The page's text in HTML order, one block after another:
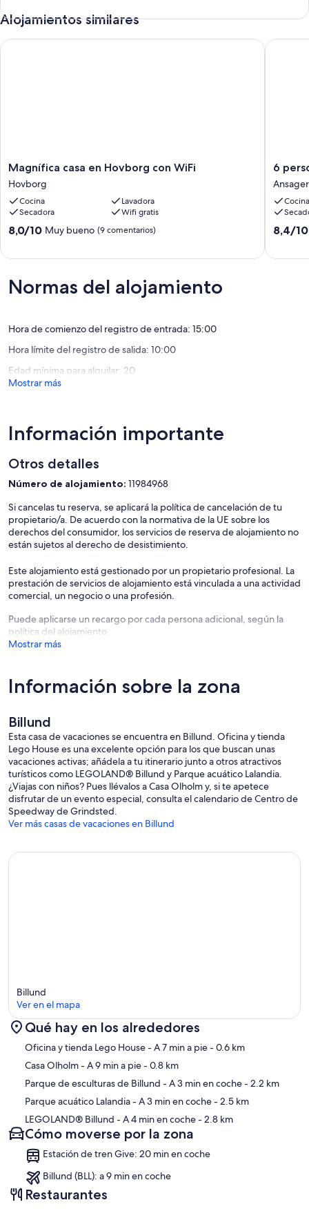
Alojamientos similares
Magnífica
casa
en
Hovborg
con
WiFi
Magnífica casa en Hovborg con WiFi
Hovborg
Cocina
Lavadora
Secadora
Wifi gratis
8.0
bueno,
(9 comentarios)
8,0/10 Muy bueno (9 comentarios)
Magnífica casa en Hovborg con WiFi
6
casa
en
By
6
Ansager
Cocina
8.4
8,4/10
6
Normas del alojamiento
Hora de comienzo del registro de entrada: 15:00
Hora límite del registro de salida: 10:00
Edad mínima para alquilar: 20
Mostrar más
Información importante
Otros detalles
Número de alojamiento: 11984968
Si cancelas tu reserva, se aplicará la política de cancelación de tu
propietario/a. De acuerdo con la normativa de la UE sobre los
derechos del consumidor, los servicios de reserva de alojamiento no
están sujetos al derecho de desistimiento.
Este alojamiento está gestionado por un propietario profesional. La
prestación de servicios de alojamiento está vinculada a una actividad
comercial, un negocio o una profesión.
Puede aplicarse un recargo por cada persona adicional, según la
política del alojamiento.
Mostrar más
Información sobre la zona
Billund
Esta casa de vacaciones se encuentra en Billund. Oficina y tienda
Lego House es una excelente opción para los que buscan unas
vacaciones activas; añádela a tu itinerario junto a otros atractivos
turísticos como LEGOLAND® Billund y Parque acuático Lalandia.
¿Viajas con niños? Pues llévalos a Casa Olholm y, si te apetece
disfrutar de un evento especial, consulta el calendario de Centro de
Speedway de Grindsted.
Ver más casas de vacaciones en Billund
Mapa
Billund
Ver en el mapa
Qué hay en los alrededores
Oficina y tienda Lego House- A 7 min a pie- 0.6 km
Casa Olholm- A 9 min a pie- 0.8 km
Parque de esculturas de Billund - A 3 min en coche- 2.2 km
Parque acuático Lalandia- A 3 min en coche- 2.5 km
LEGOLAND® Billund - A 4 min en coche- 2.8 km
Cómo moverse por la zona
Estación de tren Give: 20 min en coche
Billund (BLL): a 9 min en coche
Restaurantes